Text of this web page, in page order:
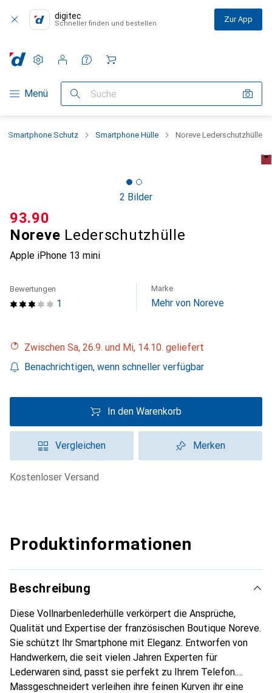
digitec
Schneller finden und bestellen Zur App
Navigation nach Kategorien
Menü Suche
Einstellungen
Kundenkonto
Vergleichslisten
Merklisten
Warenkorb
Smartphone Schutz Smartphone Hülle Noreve Lederschutzhülle
2 Bilder
Noreve Lederschutzhülle
Apple iPhone 13 mini
CHF
93.90
1
Bewertungen Marke
Mehr von Noreve
Zwischen Sa, 26.9. und Mi, 14.10. geliefert
Benachrichtigen, wenn schneller verfügbar
In den Warenkorb
Vergleichen Merken
kostenloser Versand
Produktinformationen
Beschreibung
Diese Vollnarbenlederhülle verkörpert die Ansprüche,
Qualität und Expertise der französischen Boutique Noreve.
Sie schützt Ihr Smartphone mit Eleganz. Entworfen von
Handwerkern, die seit vielen Jahren Experten für
Lederwaren sind, passt sie perfekt zu Ihrem Telefon.
Massgeschneidert verleihen ihre feinen Kurven ihr eine